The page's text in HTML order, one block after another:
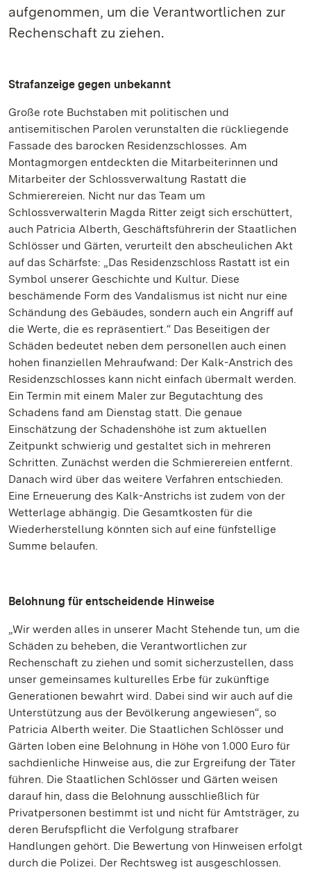
aufgenommen, um die Verantwortlichen zur
Rechenschaft zu ziehen.
Strafanzeige gegen unbekannt
Große rote Buchstaben mit politischen und
antisemitischen Parolen verunstalten die rückliegende
Fassade des barocken Residenzschlosses. Am
Montagmorgen entdeckten die Mitarbeiterinnen und
Mitarbeiter der Schlossverwaltung Rastatt die
Schmierereien. Nicht nur das Team um
Schlossverwalterin Magda Ritter zeigt sich erschüttert,
auch Patricia Alberth, Geschäftsführerin der Staatlichen
Schlösser und Gärten, verurteilt den abscheulichen Akt
auf das Schärfste: „Das Residenzschloss Rastatt ist ein
Symbol unserer Geschichte und Kultur. Diese
beschämende Form des Vandalismus ist nicht nur eine
Schändung des Gebäudes, sondern auch ein Angriff auf
die Werte, die es repräsentiert.“ Das Beseitigen der
Schäden bedeutet neben dem personellen auch einen
hohen finanziellen Mehraufwand: Der Kalk-Anstrich des
Residenzschlosses kann nicht einfach übermalt werden.
Ein Termin mit einem Maler zur Begutachtung des
Schadens fand am Dienstag statt. Die genaue
Einschätzung der Schadenshöhe ist zum aktuellen
Zeitpunkt schwierig und gestaltet sich in mehreren
Schritten. Zunächst werden die Schmierereien entfernt.
Danach wird über das weitere Verfahren entschieden.
Eine Erneuerung des Kalk-Anstrichs ist zudem von der
Wetterlage abhängig. Die Gesamtkosten für die
Wiederherstellung könnten sich auf eine fünfstellige
Summe belaufen.
Belohnung für entscheidende Hinweise
„Wir werden alles in unserer Macht Stehende tun, um die
Schäden zu beheben, die Verantwortlichen zur
Rechenschaft zu ziehen und somit sicherzustellen, dass
unser gemeinsames kulturelles Erbe für zukünftige
Generationen bewahrt wird. Dabei sind wir auch auf die
Unterstützung aus der Bevölkerung angewiesen“, so
Patricia Alberth weiter. Die Staatlichen Schlösser und
Gärten loben eine Belohnung in Höhe von 1.000 Euro für
sachdienliche Hinweise aus, die zur Ergreifung der Täter
führen. Die Staatlichen Schlösser und Gärten weisen
darauf hin, dass die Belohnung ausschließlich für
Privatpersonen bestimmt ist und nicht für Amtsträger, zu
deren Berufspflicht die Verfolgung strafbarer
Handlungen gehört. Die Bewertung von Hinweisen erfolgt
durch die Polizei. Der Rechtsweg ist ausgeschlossen.